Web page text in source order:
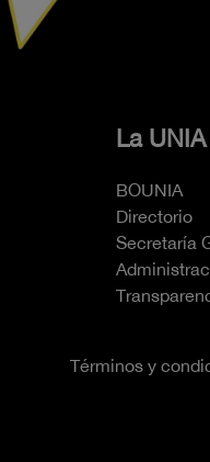
La UNIA
BOUNIA
Directorio
Secretaría
Términos y